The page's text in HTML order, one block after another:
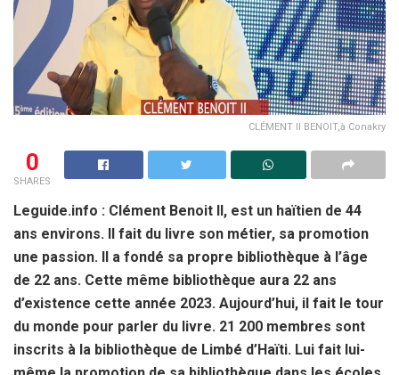
CLÉMENT II BENOIT,à Conakry
0
SHARES
Leguide.info : Clément Benoit II, est un haïtien de 44
ans environs. Il fait du livre son métier, sa promotion
une passion. Il a fondé sa propre bibliothèque à l’âge
de 22 ans. Cette même bibliothèque aura 22 ans
d’existence cette année 2023. Aujourd’hui, il fait le tour
du monde pour parler du livre. 21 200 membres sont
inscrits à la bibliothèque de Limbé d’Haïti. Lui fait lui-